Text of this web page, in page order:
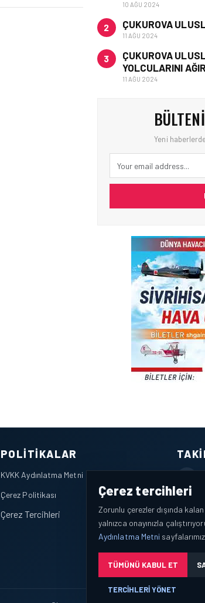
10 AĞU 2024
2 ÇUKUROVA
11 AĞU 2024
3
ÇUKUROVA
YOLCULARINI
11 AĞU 2024
Yeni
POLITIKALAR
KVKK Aydınlatma Metni
Çerez Politikası
Çerez Tercihleri
Çerez tercihleri
Zorunlu çerezler dışında
yalnızca onayınızla
Aydınlatma Metni
TÜMÜNÜ KABUL ET
TERCIHLERI YÖNET